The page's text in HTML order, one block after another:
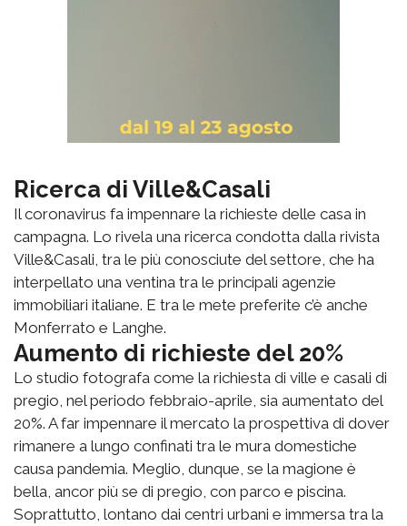
Ricerca di Ville&Casali
Il coronavirus fa impennare la richieste delle casa in
campagna. Lo rivela una ricerca condotta dalla rivista
Ville&Casali, tra le più conosciute del settore, che ha
interpellato una ventina tra le principali agenzie
immobiliari italiane. E tra le mete preferite c’è anche
Monferrato e Langhe.
Aumento di richieste del 20%
Lo studio fotografa come la richiesta di ville e casali di
pregio, nel periodo febbraio-aprile, sia aumentato del
20%. A far impennare il mercato la prospettiva di dover
rimanere a lungo confinati tra le mura domestiche
causa pandemia. Meglio, dunque, se la magione è
bella, ancor più se di pregio, con parco e piscina.
Soprattutto, lontano dai centri urbani e immersa tra la